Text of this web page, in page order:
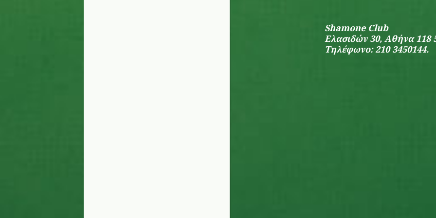
Shamone Club
Ελασιδών 30, Αθήνα 118
Τηλέφωνο: 210 3450144.